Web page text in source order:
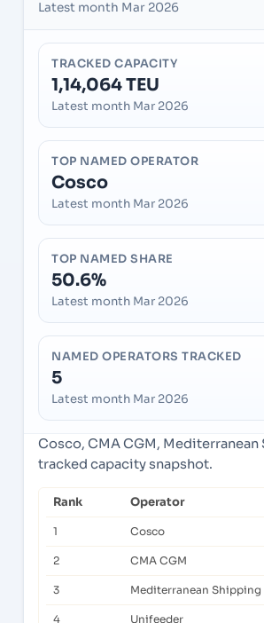
Latest month Mar 2026
TRACKED CAPACITY
1,14,064 TEU
Latest month Mar 2026
TOP NAMED OPERATOR
Cosco
Latest month Mar 2026
TOP NAMED SHARE
50.6%
Latest month Mar 2026
NAMED OPERATORS TRACKED
5
Latest month Mar 2026
Cosco, CMA CGM,
tracked capacity snapshot.
Rank Operator
1 Cosco
2 CMA CGM
3 Mediterranean Shipping
4 Unifeeder